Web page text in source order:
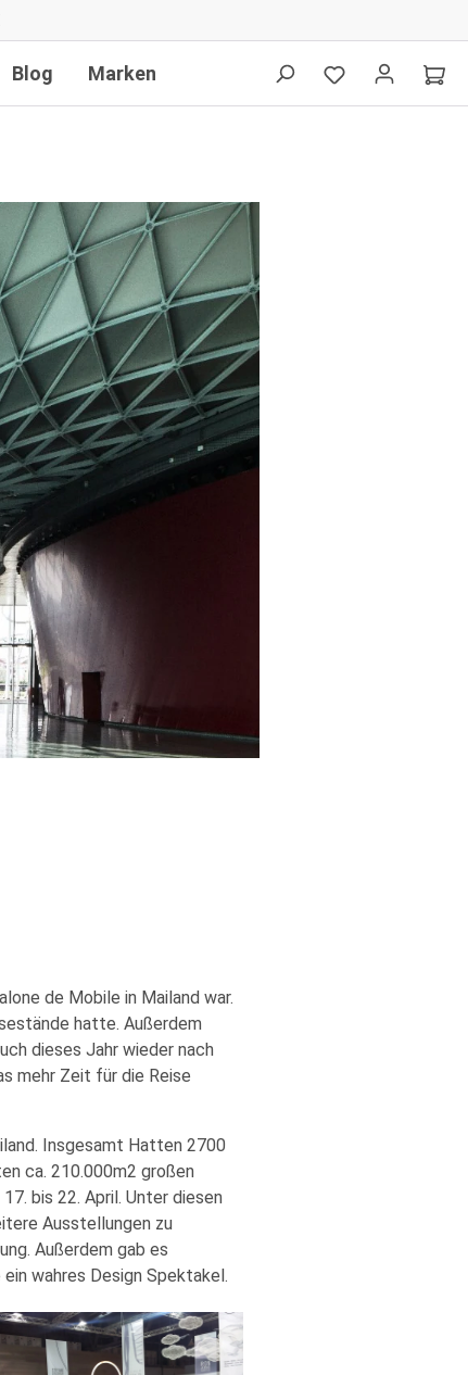
Blog Marken
de Mobile in Mailand war.
hatte. Außerdem
dieses Jahr wieder nach
mehr Zeit für die Reise
Insgesamt Hatten 2700
ca. 210.000m2 großen
bis 22. April. Unter diesen
Ausstellungen zu
Außerdem gab es
wahres Design Spektakel.